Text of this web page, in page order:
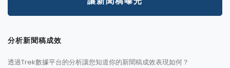
分析新聞稿成效
透過Trek數據平台的分析讓您知道你的新聞稿成效表現如何？